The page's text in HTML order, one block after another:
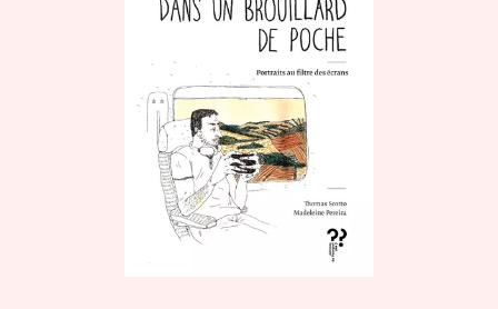
Tales and classics in french
Fable, myth, literature and poetry
Princesses and princes, kings, queens and dragons